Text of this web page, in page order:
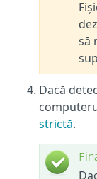
să
Dacă
strictă.